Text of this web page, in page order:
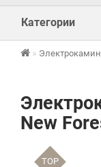
Категории
New
TOP